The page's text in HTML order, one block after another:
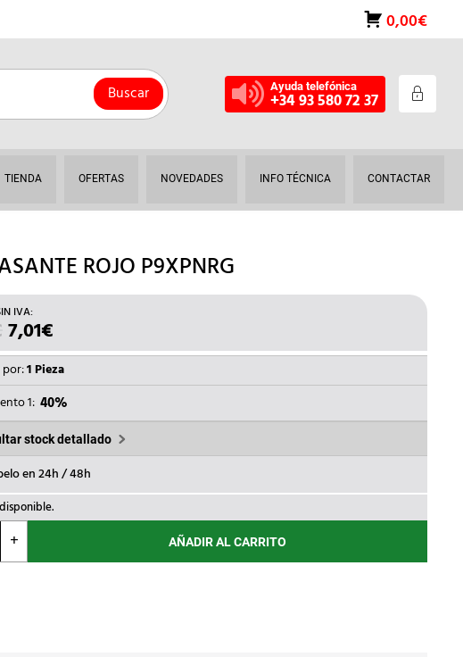
0,00€
Buscar Ayuda telefónica
+34 93 580 72 37
TIENDA OFERTAS NOVEDADES INFO TÉCNICA CONTACTAR
ROJO P9XPNRG
EL
PRECIO
ORIGINAL
ERA:
11,69€.
7,01€EL
PRECIO
ACTUAL
ES:
7,01€.
por:1 Pieza
1: 40%
stock detallado
en 24h / 48h
+ AÑADIR AL CARRITO